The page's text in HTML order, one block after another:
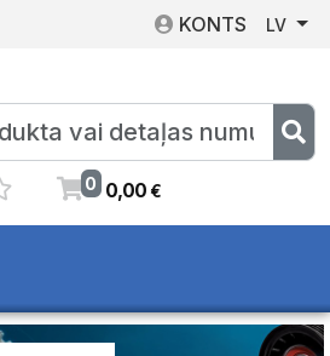
KONTS LV
0 0,00€